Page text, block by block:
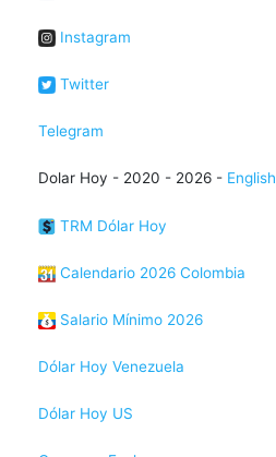
Instagram
Twitter
Telegram
Dolar Hoy - 2020 - 2026 - English
TRM Dólar Hoy
Calendario 2026 Colombia
Salario Mínimo 2026
Dólar Hoy Venezuela
Dólar Hoy US